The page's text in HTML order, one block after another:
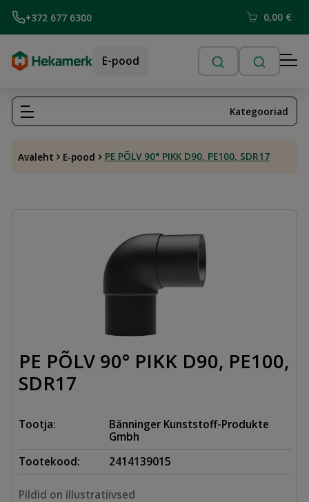
+372 677 6300 0,00 €
E-pood
Avaleht E-pood PE PÕLV 90° PIKK D90, PE100, SDR17
Kategooriad
PE PÕLV 90° PIKK D90, PE100,
SDR17
Tootja:
Bänninger Kunststoff-Produkte
Gmbh
Tootekood:
2414139015
Pildid on illustratiivsed